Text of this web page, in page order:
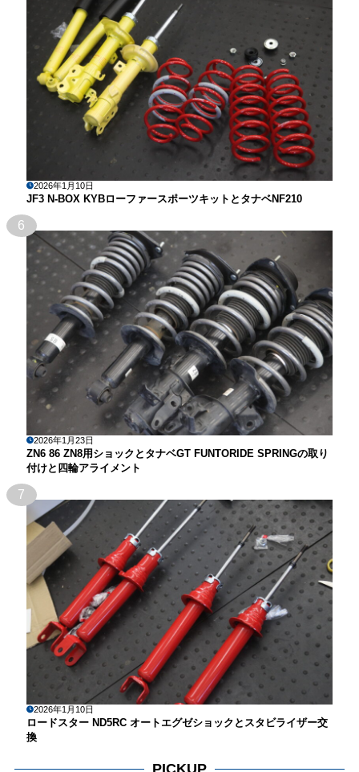
2026年1月10日
JF3 N-BOX KYBローファースポーツキットとタナベNF210
6
2026年1月23日
ZN6 86 ZN8用ショックとタナベGT FUNTORIDE SPRINGの取り
付けと四輪アライメント
7
2026年1月10日
ロードスター ND5RC オートエグゼショックとスタビライザー交
換
PICKUP